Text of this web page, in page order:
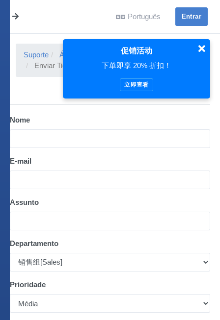
Português Entrar
Suporte Área do Cliente
Tickets de Suporte
Enviar Ticket
Nome
E-mail
Assunto
Departamento
Prioridade
促销活动
下单即享 20% 折扣！
立即查看